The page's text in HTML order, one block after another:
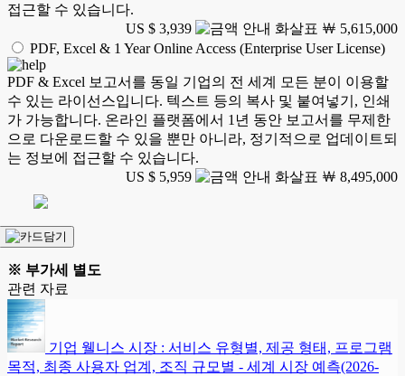
접근할 수 있습니다.
US $ 3,939
￦ 5,615,000
PDF, Excel & 1 Year Online Access (Enterprise User License)
PDF & Excel 보고서를 동일 기업의 전 세계 모든 분이 이용할
수 있는 라이선스입니다. 텍스트 등의 복사 및 붙여넣기, 인쇄
가 가능합니다. 온라인 플랫폼에서 1년 동안 보고서를 무제한
으로 다운로드할 수 있을 뿐만 아니라, 정기적으로 업데이트되
는 정보에 접근할 수 있습니다.
US $ 5,959
￦ 8,495,000
※ 부가세 별도
관련 자료
기업 웰니스 시장 : 서비스 유형별, 제공 형태, 프로그램
목적, 최종 사용자 업계, 조직 규모별 - 세계 시장 예측(2026-